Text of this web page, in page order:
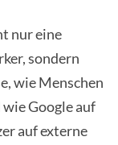
nur eine
sondern
wie Menschen
Google auf
auf externe